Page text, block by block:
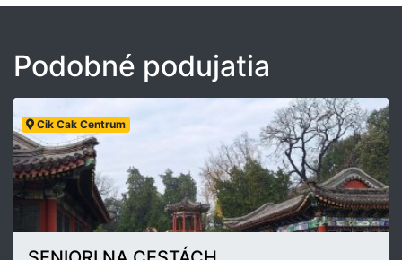
Podobné podujatia
Cik Cak Centrum